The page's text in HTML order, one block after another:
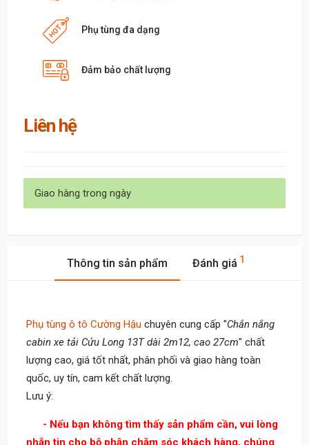
Phụ tùng đa dạng
Đảm bảo chất lượng
Liên hệ
Giao hàng trong ngày
Thông tin sản phẩm Đánh giá 1
Phụ tùng ô tô Cường Hậu chuyên cung cấp "Chắn nắng
cabin xe tải Cửu Long 13T dài 2m12, cao 27cm" chất
lượng cao, giá tốt nhất, phân phối và giao hàng toàn
quốc, uy tín, cam kết chất lượng.
Lưu ý:
- Nếu bạn không tìm thấy sản phẩm cần, vui lòng
nhắn tin cho bộ phận chăm sóc khách hàng, chúng